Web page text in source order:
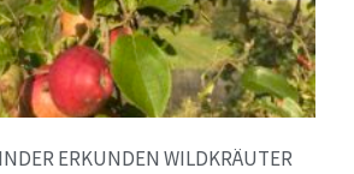
ERKUNDEN WILDKRÄUTER